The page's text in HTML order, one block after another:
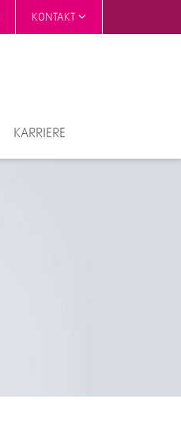
KONTAKT
KARRIERE